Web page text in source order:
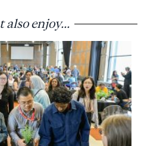
also enjoy...